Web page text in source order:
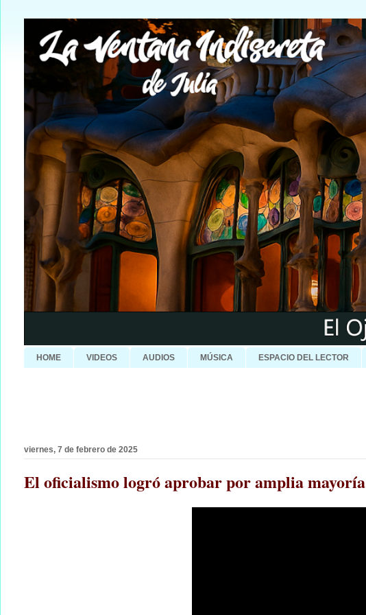
HOME VIDEOS AUDIOS MÚSICA ESPACIO DEL LECTOR
viernes, 7 de febrero de 2025
El oficialismo logró aprobar por amplia